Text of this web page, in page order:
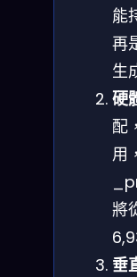
能
再
生
硬
配
用
將
垂